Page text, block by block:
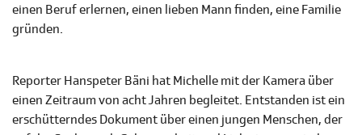
einen Beruf erlernen, einen lieben Mann finden, eine Familie
gründen.
Reporter Hanspeter Bäni hat Michelle mit der Kamera über
einen Zeitraum von acht Jahren begleitet. Entstanden ist ein
erschütterndes Dokument über einen jungen Menschen, der